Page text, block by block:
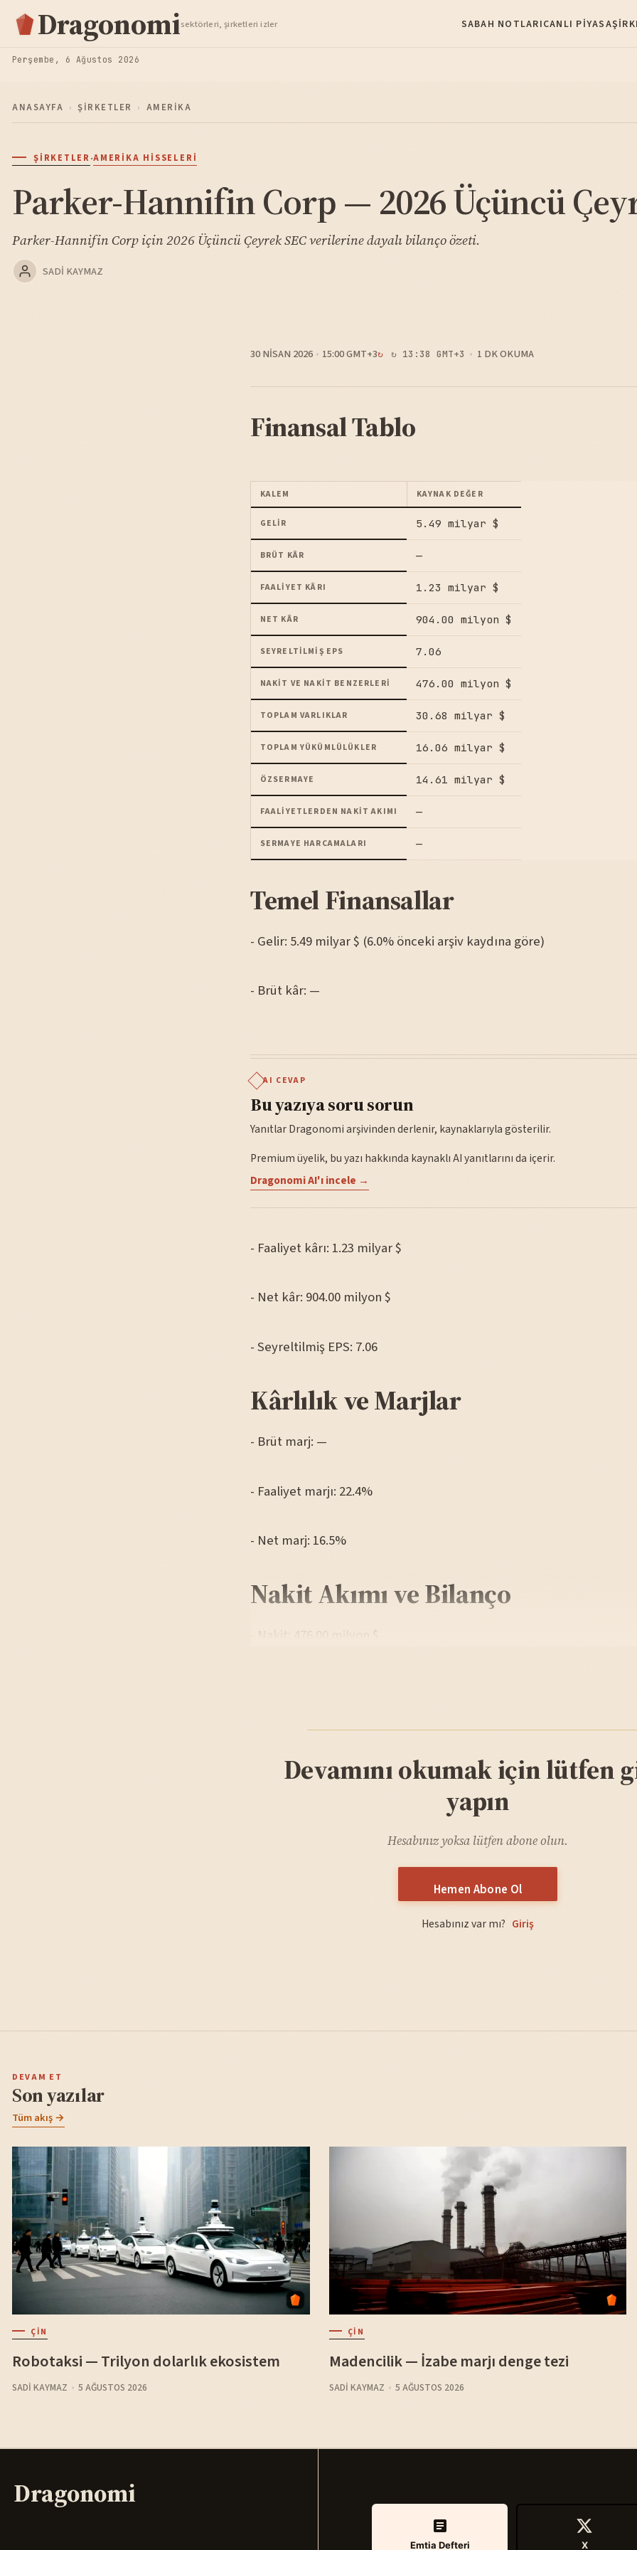
Dragonomisektörleri, şirketleri izler SABAH NOTLARICANLI PIYASA
Perşembe, 6 Ağustos 2026
ANASAYFA › ŞIRKETLER › AMERIKA
ŞIRKETLER·AMERIKA HISSELERI
Parker-Hannifin Corp — 2026 Üçüncü
Parker-Hannifin Corp için 2026 Üçüncü Çeyrek SEC verilerine dayalı bilanço özeti.
SADI KAYMAZ
30 NISAN 2026 15:00 GMT+3 ↻ 13:38 GMT+3 1 DK OKUMA
Finansal Tablo
KALEM KAYNAK DEĞER
GELIR 5.49 milyar $
BRÜT KÂR —
FAALIYET KÂRI 1.23 milyar $
NET KÂR 904.00 milyon $
SEYRELTILMIŞ EPS 7.06
NAKIT VE NAKIT BENZERLERI 476.00 milyon $
TOPLAM VARLIKLAR 30.68 milyar $
TOPLAM YÜKÜMLÜLÜKLER 16.06 milyar $
ÖZSERMAYE 14.61 milyar $
FAALIYETLERDEN NAKIT AKIMI —
SERMAYE HARCAMALARI —
Temel Finansallar
- Gelir: 5.49 milyar $ (6.0% önceki arşiv kaydına göre)
- Brüt kâr: —
AI CEVAP
Bu yazıya soru sorun
Yanıtlar Dragonomi arşivinden derlenir, kaynaklarıyla gösterilir.
Premium üyelik, bu yazı hakkında kaynaklı AI yanıtlarını da içerir.
Dragonomi AI'ı incele →
- Faaliyet kârı: 1.23 milyar $
- Net kâr: 904.00 milyon $
- Seyreltilmiş EPS: 7.06
Kârlılık ve Marjlar
- Brüt marj: —
- Faaliyet marjı: 22.4%
- Net marj: 16.5%
Nakit Akımı ve Bilanço
- Nakit: 476.00 milyon $
Devamını okumak için lütfen
yapın
Hesabınız yoksa lütfen abone olun.
Hemen Abone Ol
Hesabınız var mı? Giriş
DEVAM ET
Son yazılar
Tüm akış →
ÇIN
Robotaksi — Trilyon dolarlık ekosistem
SADI KAYMAZ 5 AĞUSTOS 2026
ÇIN
Madencilik — İzabe marjı denge tezi
SADI KAYMAZ 5 AĞUSTOS 2026
Dragonomi
Emtia Defteri X